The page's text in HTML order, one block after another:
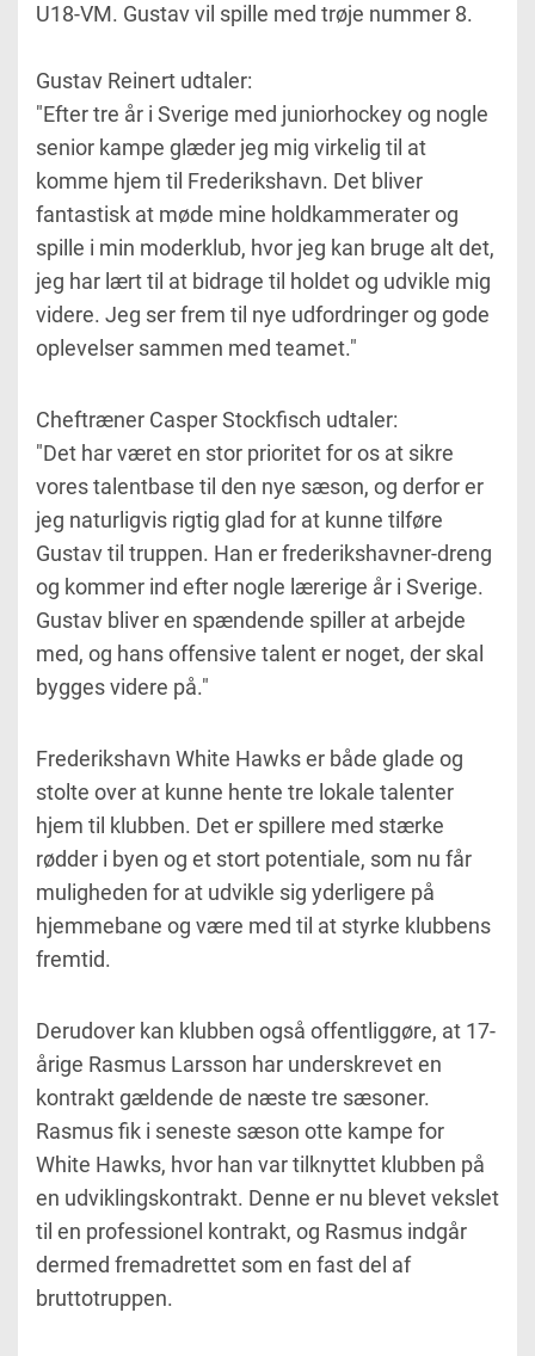
U18-VM. Gustav vil spille med trøje nummer 8.
Gustav Reinert udtaler:
"Efter tre år i Sverige med juniorhockey og nogle
senior kampe glæder jeg mig virkelig til at
komme hjem til Frederikshavn. Det bliver
fantastisk at møde mine holdkammerater og
spille i min moderklub, hvor jeg kan bruge alt det,
jeg har lært til at bidrage til holdet og udvikle mig
videre. Jeg ser frem til nye udfordringer og gode
oplevelser sammen med teamet."
Cheftræner Casper Stockfisch udtaler:
"Det har været en stor prioritet for os at sikre
vores talentbase til den nye sæson, og derfor er
jeg naturligvis rigtig glad for at kunne tilføre
Gustav til truppen. Han er frederikshavner-dreng
og kommer ind efter nogle lærerige år i Sverige.
Gustav bliver en spændende spiller at arbejde
med, og hans offensive talent er noget, der skal
bygges videre på."
Frederikshavn White Hawks er både glade og
stolte over at kunne hente tre lokale talenter
hjem til klubben. Det er spillere med stærke
rødder i byen og et stort potentiale, som nu får
muligheden for at udvikle sig yderligere på
hjemmebane og være med til at styrke klubbens
fremtid.
Derudover kan klubben også offentliggøre, at 17-
årige Rasmus Larsson har underskrevet en
kontrakt gældende de næste tre sæsoner.
Rasmus fik i seneste sæson otte kampe for
White Hawks, hvor han var tilknyttet klubben på
en udviklingskontrakt. Denne er nu blevet vekslet
til en professionel kontrakt, og Rasmus indgår
dermed fremadrettet som en fast del af
bruttotruppen.